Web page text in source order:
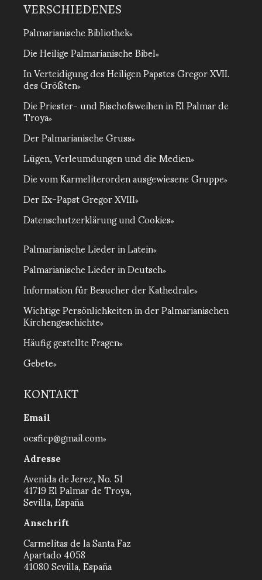
VERSCHIEDENES
Palmarianische Bibliothek
Die Heilige Palmarianische Bibel
In Verteidigung des Heiligen Papstes Gregor XVII.
des Größten
Die Priester- und Bischofsweihen in El Palmar de
Troya
Der Palmarianische Gruss
Lügen, Verleumdungen und die Medien
Die vom Karmeliterorden ausgewiesene Gruppe
Der Ex-Papst Gregor XVIII
Datenschutzerklärung und Cookies
Palmarianische Lieder in Latein
Palmarianische Lieder in Deutsch
Information für Besucher der Kathedrale
Wichtige Persönlichkeiten in der Palmarianischen
Kirchengeschichte
Häufig gestellte Fragen
Gebete
KONTAKT
Email
ocsficp@gmail.com
Adresse
Avenida de Jerez, No. 51
41719 El Palmar de Troya,
Sevilla, España
Anschrift
Carmelitas de la Santa Faz
Apartado 4058
41080 Sevilla, España